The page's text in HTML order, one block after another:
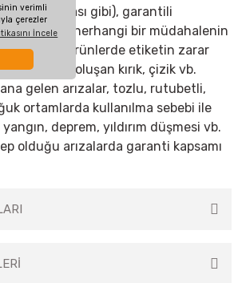
verimli
çerezler
İncele
gibi), garantili
dışında herhangi bir müdahalenin
etiketi olan ürünlerde etiketin zarar
yüzeyinde oluşan kırık, çizik vb.
gelen arızalar, tozlu, rutubetli,
ortamlarda kullanılma sebebi ile
deprem, yıldırım düşmesi vb.
olduğu arızalarda garanti kapsamı